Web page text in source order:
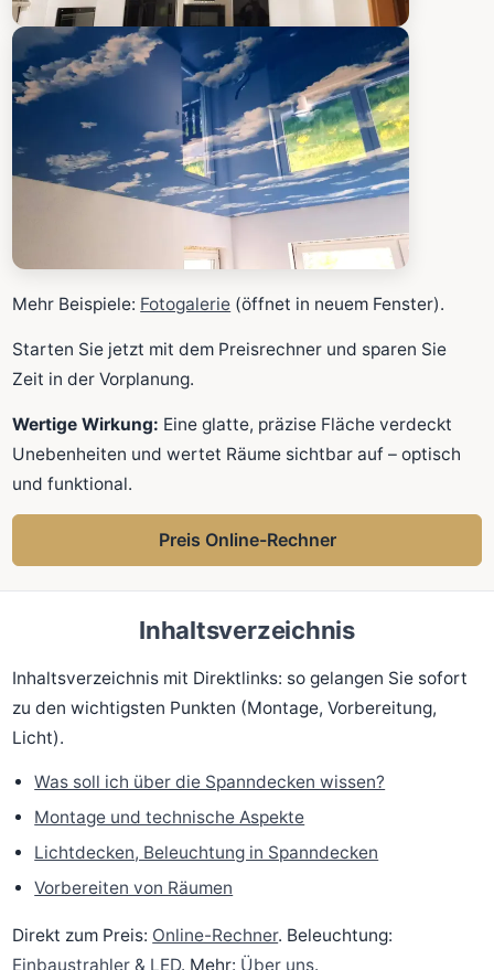
Mehr Beispiele: Fotogalerie (öffnet in neuem Fenster).
Starten Sie jetzt mit dem Preisrechner und sparen Sie
Zeit in der Vorplanung.
Wertige Wirkung: Eine glatte, präzise Fläche verdeckt
Unebenheiten und wertet Räume sichtbar auf – optisch
und funktional.
Preis Online-Rechner
Inhaltsverzeichnis
Inhaltsverzeichnis mit Direktlinks: so gelangen Sie sofort
zu den wichtigsten Punkten (Montage, Vorbereitung,
Licht).
Was soll ich über die Spanndecken wissen?
Montage und technische Aspekte
Lichtdecken, Beleuchtung in Spanndecken
Vorbereiten von Räumen
Direkt zum Preis: Online-Rechner. Beleuchtung:
Einbaustrahler & LED. Mehr: Über uns.